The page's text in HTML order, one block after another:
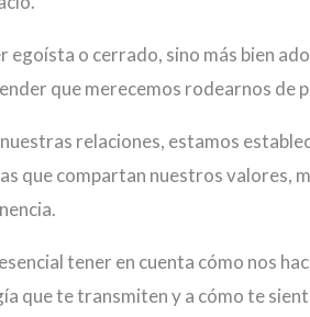
egoísta o cerrado, sino más bien
que merecemos rodearnos de
relaciones, estamos
que compartan nuestros valores,
tener en cuenta cómo nos
que te transmiten y a cómo te